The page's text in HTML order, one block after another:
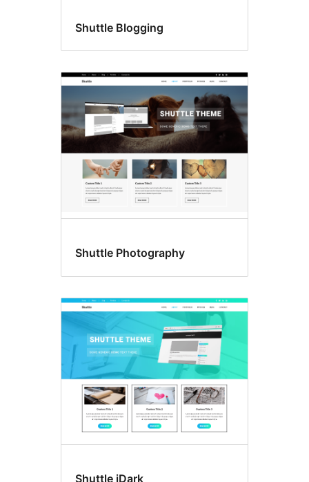
Shuttle Blogging
Shuttle Photography
Shuttle iDark